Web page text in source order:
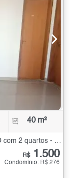
40 m²
Apartamento para Alugar na Freguesia do Ó com 2 quartos - 40 m²
R$ 1.500
Condomínio: R$ 276